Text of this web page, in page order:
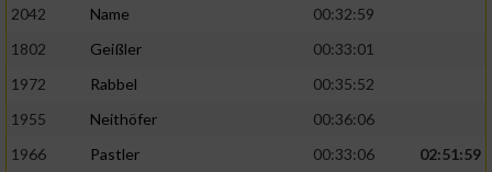
2042
Name
00:32:59
1802
Geißler
00:33:01
1972
Rabbel
00:35:52
1955
Neithöfer
00:36:06
1966
Pastler 00:33:06
02:51:59